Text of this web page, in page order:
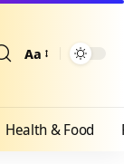
Aa
Health & Food